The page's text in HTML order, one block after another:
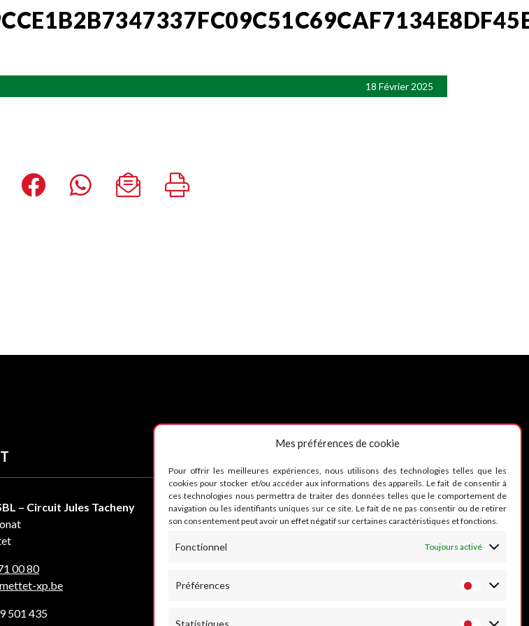
Mes préférences de cookie
Pour offrir les meilleures expériences, nous utilisons des technologies telles que les
cookies pour stocker et/ou accéder aux informations des appareils. Le fait de consentir à
ces technologies nous permettra de traiter des données telles que le comportement de
navigation ou les identifiants uniques sur ce site. Le fait de ne pas consentir ou de retirer
son consentement peut avoir un effet négatif sur certaines caractéristiques et fonctions.
Fonctionnel Toujours activé
Préférences
Statistiques
18 Février 2025
– Circuit Jules Tacheny
00 80
xp.be
501 435